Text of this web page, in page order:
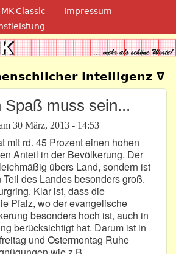
zum Inhalt
MK-Classic
Impressum
Intelligenz ∇
Spaß muss sein...
30 März, 2013 - 14:53
mit rd. 45 Prozent einen hohen
Anteil in der Bevölkerung. Der
übers Land, sondern ist
des Landes besonders groß.
Klar ist, dass die
Pfalz, wo der evangelische
besonders hoch ist, auch in
berücksichtigt hat. Darum ist in
und Ostermontag Ruhe